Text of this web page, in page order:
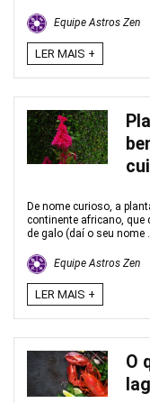
Equipe Astros Zen
LER MAIS +
De nome curioso, a
continente africano, que
de galo (daí o seu nome
Equipe Astros Zen
LER MAIS +
O